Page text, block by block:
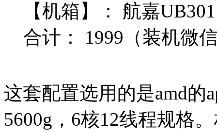
【机箱】：
航嘉UB301
合计：
1999 （装机微
这套配置选用的是amd的
5600g，6核12线程规格